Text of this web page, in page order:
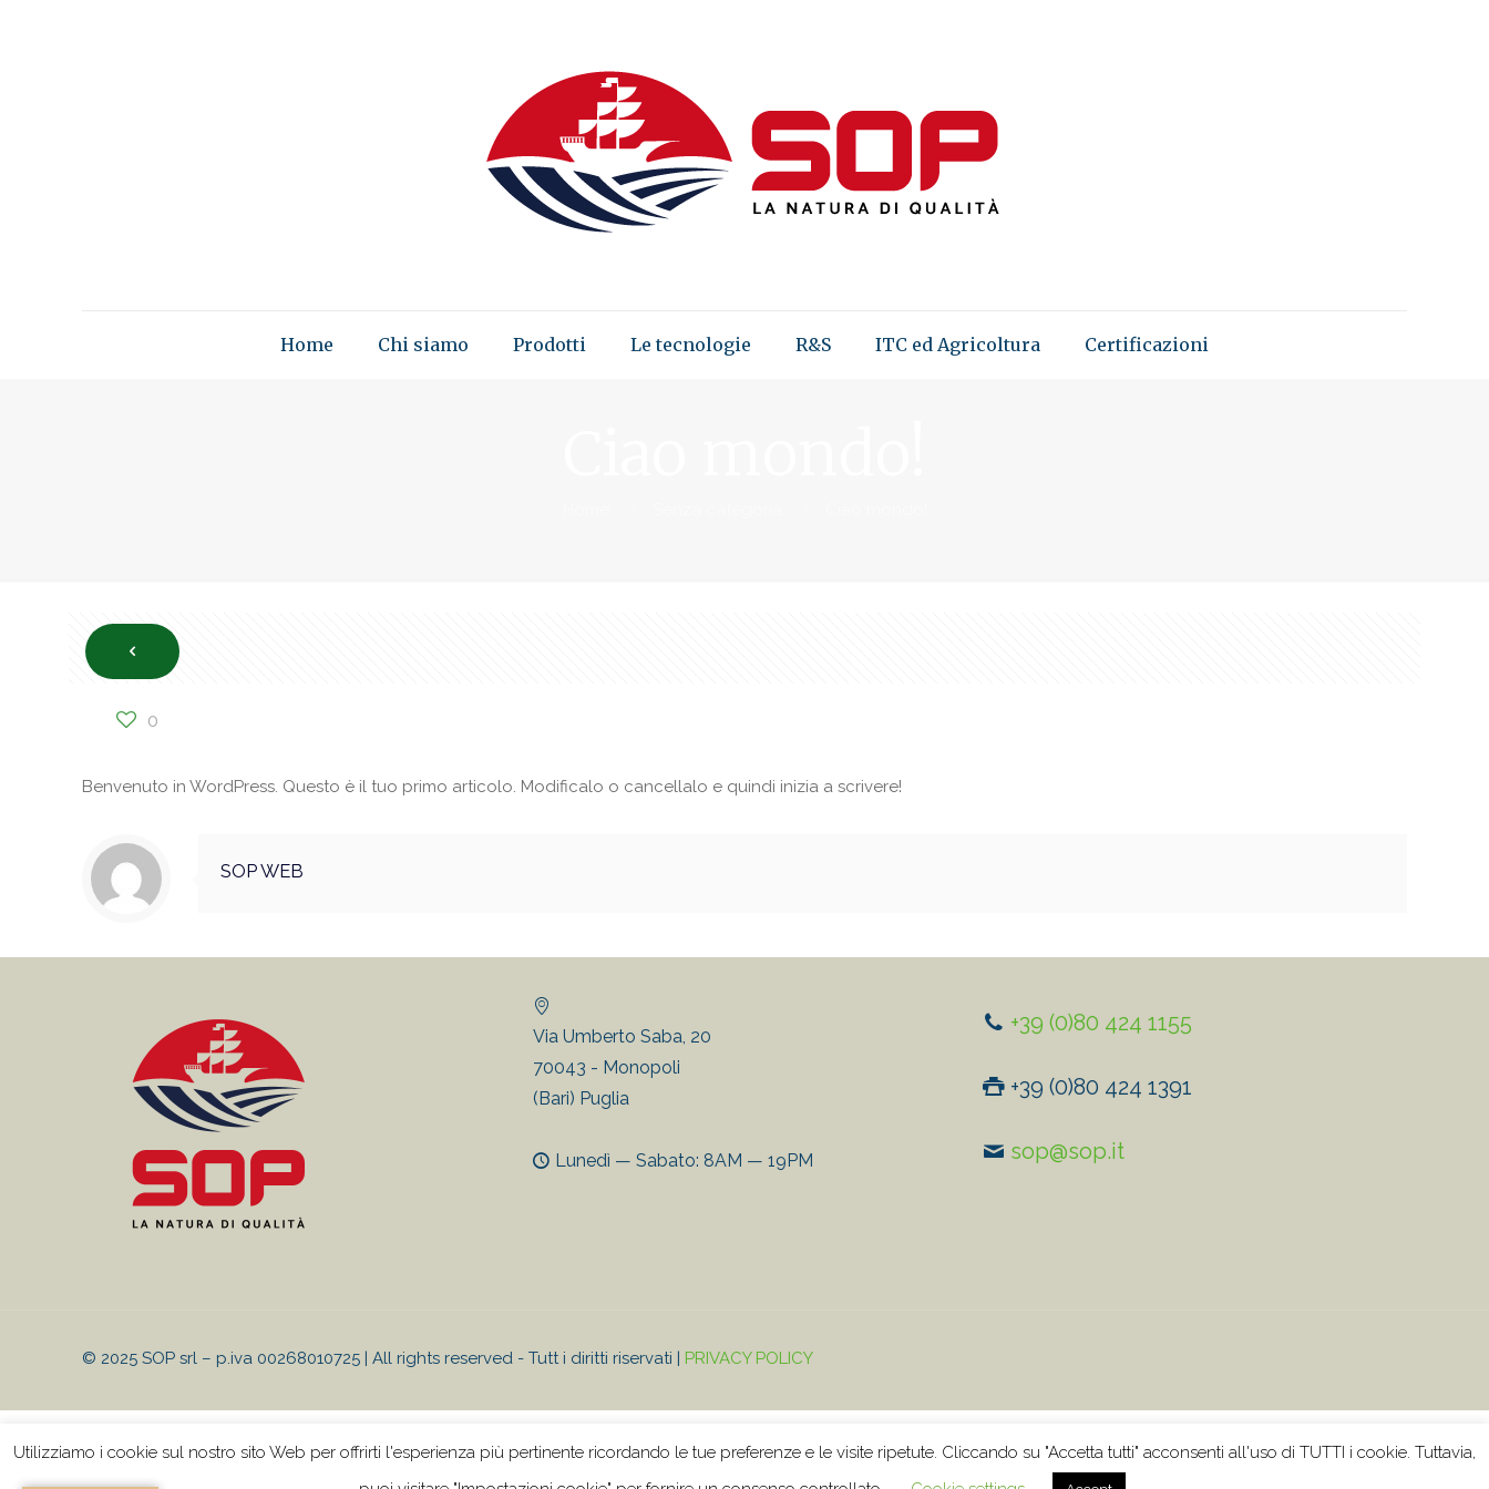
Home Chi siamo Prodotti Le tecnologie R&S ITC ed Agricoltura Certificazioni
0
Benvenuto in WordPress. Questo è il tuo primo articolo. Modificalo o cancellalo e quindi inizia a scrivere!
SOP WEB
Via Umberto Saba, 20
70043 - Monopoli
(Bari) Puglia
Lunedì — Sabato: 8AM — 19PM
+39 (0)80 424 1155
+39 (0)80 424 1391
sop@sop.it
© 2025 SOP srl – p.iva 00268010725 | All rights reserved - Tutt i diritti riservati | PRIVACY POLICY
Utilizziamo i cookie sul nostro sito Web per offrirti l'esperienza più pertinente ricordando le tue preferenze e le visite ripetute. Cliccando su "Accetta tutti" acconsenti all'uso di TUTTI i cookie. Tuttavia,